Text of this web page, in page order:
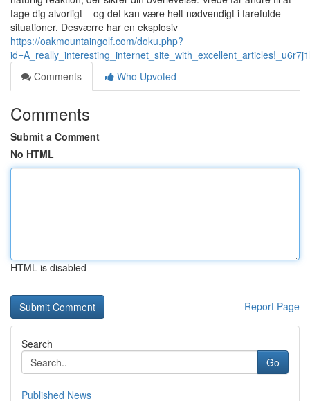
tage dig alvorligt – og det kan være helt nødvendigt i farefulde
situationer. Desværre har en eksplosiv
https://oakmountaingolf.com/doku.php?
Comments
Who Upvoted
Comments
Submit a Comment
No HTML
HTML is disabled
Report Page
Search
Go
Published News